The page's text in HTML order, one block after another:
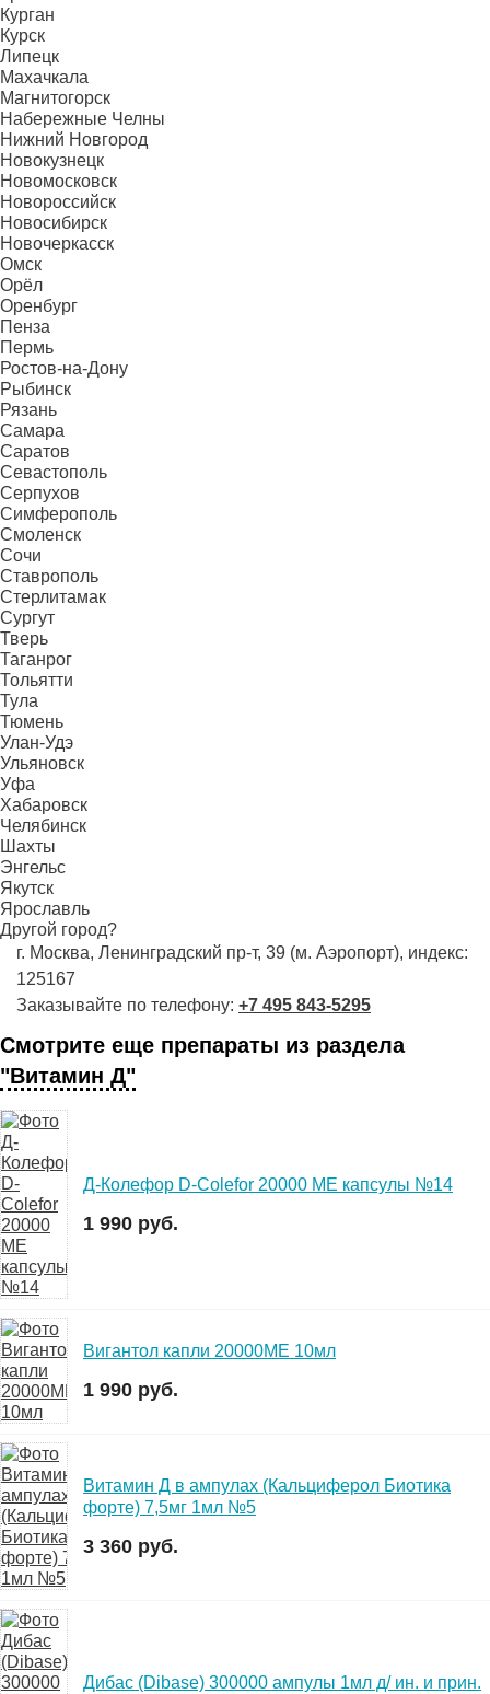
Курган
Курск
Липецк
Махачкала
Магнитогорск
Набережные Челны
Нижний Новгород
Новокузнецк
Новомосковск
Новороссийск
Новосибирск
Новочеркасск
Омск
Орёл
Оренбург
Пенза
Пермь
Ростов-на-Дону
Рыбинск
Рязань
Самара
Саратов
Севастополь
Серпухов
Симферополь
Смоленск
Сочи
Ставрополь
Стерлитамак
Сургут
Тверь
Таганрог
Тольятти
Тула
Тюмень
Улан-Удэ
Ульяновск
Уфа
Хабаровск
Челябинск
Шахты
Энгельс
Якутск
Ярославль
Другой город?
г. Москва, Ленинградский пр-т, 39 (м. Аэропорт), индекс:
125167
Заказывайте по телефону: +7 495 843-5295
Смотрите еще препараты из раздела
"Витамин Д"
Д-Колефор D-Colefor 20000 МЕ капсулы №14
1 990 руб.
Вигантол капли 20000МЕ 10мл
1 990 руб.
Витамин Д в ампулах (Кальциферол Биотика
форте) 7,5мг 1мл №5
3 360 руб.
Дибас (Dibase) 300000 ампулы 1мл д/ ин. и прин.